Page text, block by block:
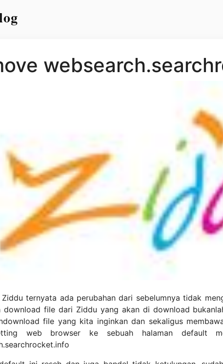
Ziddu ternyata ada perubahan dari sebelumnya tidak
download file dari Ziddu yang akan di download
file yang kita inginkan dan sekaligus
web browser ke sebuah halaman default